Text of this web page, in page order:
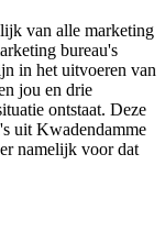
van alle marketing
bureau's
in het uitvoeren van
jou en drie
ontstaat. Deze
uit Kwadendamme
namelijk voor dat